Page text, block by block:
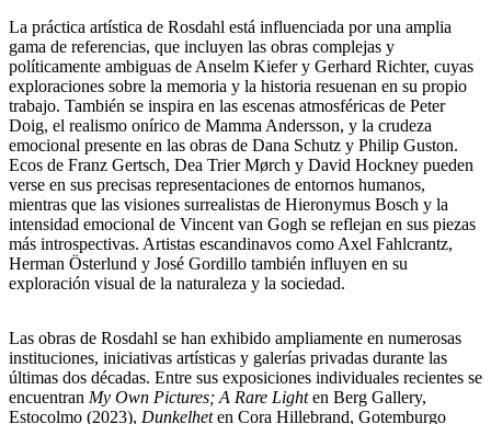
La práctica artística de Rosdahl está influenciada por una amplia
gama de referencias, que incluyen las obras complejas y
políticamente ambiguas de Anselm Kiefer y Gerhard Richter, cuyas
exploraciones sobre la memoria y la historia resuenan en su propio
trabajo. También se inspira en las escenas atmosféricas de Peter
Doig, el realismo onírico de Mamma Andersson, y la crudeza
emocional presente en las obras de Dana Schutz y Philip Guston.
Ecos de Franz Gertsch, Dea Trier Mørch y David Hockney pueden
verse en sus precisas representaciones de entornos humanos,
mientras que las visiones surrealistas de Hieronymus Bosch y la
intensidad emocional de Vincent van Gogh se reflejan en sus piezas
más introspectivas. Artistas escandinavos como Axel Fahlcrantz,
Herman Österlund y José Gordillo también influyen en su
exploración visual de la naturaleza y la sociedad.
Las obras de Rosdahl se han exhibido ampliamente en numerosas
instituciones, iniciativas artísticas y galerías privadas durante las
últimas dos décadas. Entre sus exposiciones individuales recientes se
encuentran My Own Pictures; A Rare Lighten Berg Gallery,
Estocolmo (2023), Dunkelheten Cora Hillebrand, Gotemburgo